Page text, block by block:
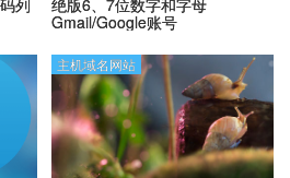
列
绝版6、7位数字和字母
Gmail/Google账号
主机域名网站